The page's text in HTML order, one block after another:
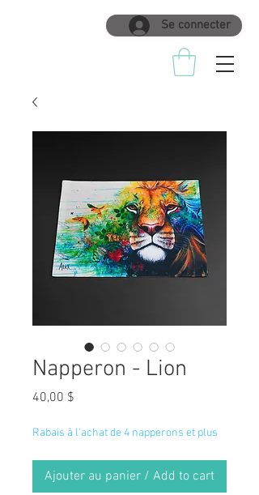
Se connecter
Napperon - Lion
40,00 $
Rabais à l'achat de 4 napperons et plus
Ajouter au panier / Add to cart